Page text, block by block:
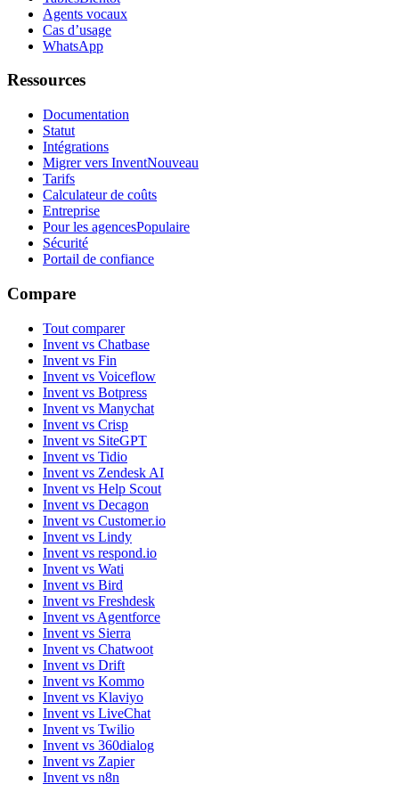
Agents vocaux
Cas d’usage
WhatsApp
Ressources
Documentation
Statut
Intégrations
Migrer vers InventNouveau
Tarifs
Calculateur de coûts
Entreprise
Pour les agencesPopulaire
Sécurité
Portail de confiance
Compare
Tout comparer
Invent vs Chatbase
Invent vs Fin
Invent vs Voiceflow
Invent vs Botpress
Invent vs Manychat
Invent vs Crisp
Invent vs SiteGPT
Invent vs Tidio
Invent vs Zendesk AI
Invent vs Help Scout
Invent vs Decagon
Invent vs Customer.io
Invent vs Lindy
Invent vs respond.io
Invent vs Wati
Invent vs Bird
Invent vs Freshdesk
Invent vs Agentforce
Invent vs Sierra
Invent vs Chatwoot
Invent vs Drift
Invent vs Kommo
Invent vs Klaviyo
Invent vs LiveChat
Invent vs Twilio
Invent vs 360dialog
Invent vs Zapier
Invent vs n8n